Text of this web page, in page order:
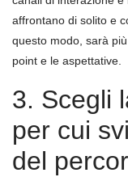
affrontano di solito e
questo modo, sarà
point e le aspettative.
3. Scegli
per cui
del